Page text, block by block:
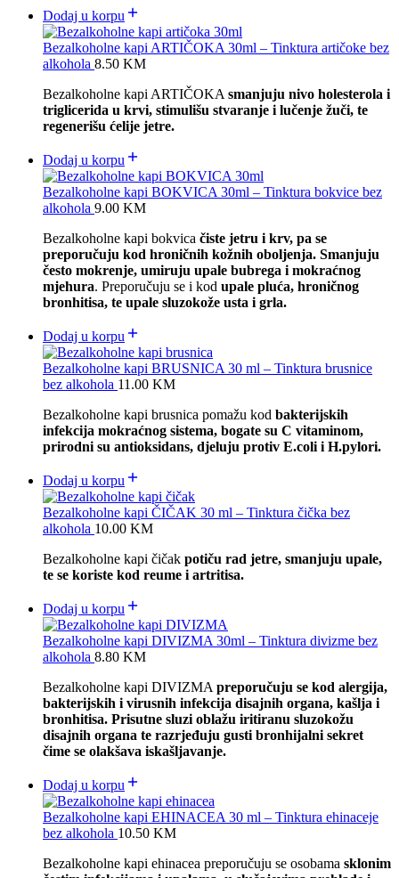
Dodaj u korpu
Bezalkoholne kapi ARTIČOKA 30ml – Tinktura artičoke bez
alkohola 8.50 KM
Bezalkoholne kapi ARTIČOKAsmanjuju nivo holesterola i
triglicerida u krvi, stimulišu stvaranje i lučenje žuči, te
regenerišu ćelije jetre.
Dodaj u korpu
Bezalkoholne kapi BOKVICA 30ml – Tinktura bokvice bez
alkohola 9.00 KM
Bezalkoholne kapi bokvica čiste jetru i krv, pa se
preporučuju kod hroničnih kožnih oboljenja. Smanjuju
često mokrenje, umiruju upale bubrega i mokraćnog
mjehura. Preporučuju se i kod upale pluća, hroničnog
bronhitisa, te upale sluzokože usta i grla.
Dodaj u korpu
Bezalkoholne kapi BRUSNICA 30 ml – Tinktura brusnice
bez alkohola 11.00 KM
Bezalkoholne kapi brusnica pomažu kod bakterijskih
infekcija mokraćnog sistema, bogate su C vitaminom,
prirodni su antioksidans, djeluju protiv E.coli i H.pylori.
Dodaj u korpu
Bezalkoholne kapi ČIČAK 30 ml – Tinktura čička bez
alkohola 10.00 KM
Bezalkoholne kapi čičak potiču rad jetre, smanjuju upale,
te se koriste kod reume i artritisa.
Dodaj u korpu
Bezalkoholne kapi DIVIZMA 30ml – Tinktura divizme bez
alkohola 8.80 KM
Bezalkoholne kapi DIVIZMApreporučuju se kod alergija,
bakterijskih i virusnih infekcija disajnih organa, kašlja i
bronhitisa. Prisutne sluzi oblažu iritiranu sluzokožu
disajnih organa te razrjeđuju gusti bronhijalni sekret
čime se olakšava iskašljavanje.
Dodaj u korpu
Bezalkoholne kapi EHINACEA 30 ml – Tinktura ehinaceje
bez alkohola 10.50 KM
Bezalkoholne kapi ehinacea preporučuju se osobama sklonim